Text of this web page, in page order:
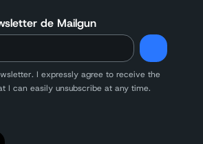
de Mailgun
I expressly agree to receive the
I can easily unsubscribe at any time.